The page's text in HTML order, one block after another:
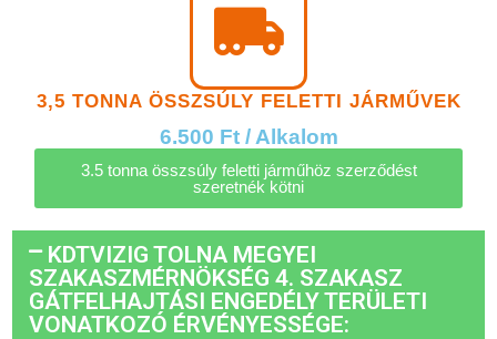
3,5 TONNA ÖSSZSÚLY FELETTI JÁRMŰVEK
6.500 Ft / Alkalom
3.5 tonna összsúly feletti járműhöz szerződést
szeretnék kötni
KDTVIZIG TOLNA MEGYEI
SZAKASZMÉRNÖKSÉG 4. SZAKASZ
GÁTFELHAJTÁSI ENGEDÉLY TERÜLETI
VONATKOZÓ ÉRVÉNYESSÉGE: